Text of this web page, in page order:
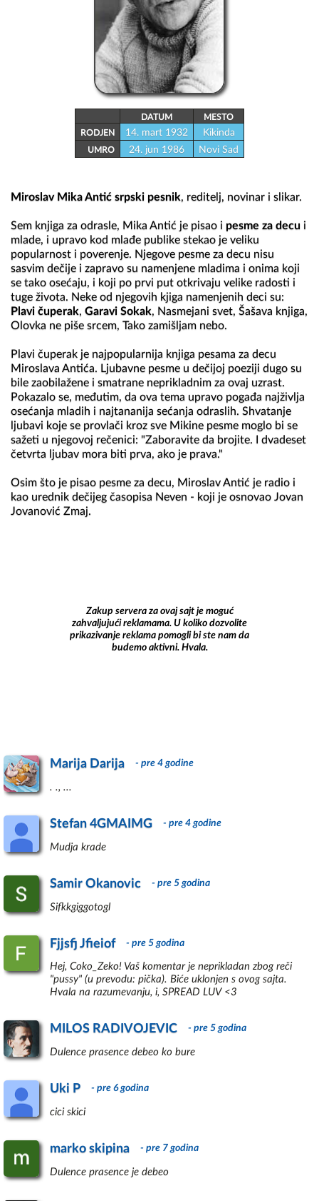
DATUM
MESTO
RODJEN
14. mart 1932 Kikinda
UMRO 24. jun 1986 Novi Sad
Miroslav Mika Antić srpski pesnik, reditelj, novinar i slikar.
Sem knjiga za odrasle, Mika Antić je pisao i pesme za decu i
mlade, i upravo kod mlađe publike stekao je veliku
popularnost i poverenje. Njegove pesme za decu nisu
sasvim dečije i zapravo su namenjene mladima i onima koji
se tako osećaju, i koji po prvi put otkrivaju velike radosti i
Plavi čuperak, Garavi Sokak, Nasmejani svet, Šašava knjiga,
Olovka ne piše srcem, Tako zamišljam nebo.
Plavi čuperak je najpopularnija knjiga pesama za decu
Miroslava Antića. Ljubavne pesme u dečijoj poeziji dugo su
bile zaobilažene i smatrane neprikladnim za ovaj uzrast.
Pokazalo se, međutim, da ova tema upravo pogađa najživlja
osećanja mladih i najtananija sećanja odraslih. Shvatanje
ljubavi koje se provlači kroz sve Mikine pesme moglo bi se
sažeti u njegovoj rečenici: "Zaboravite da brojite. I dvadeset
četvrta ljubav mora biti prva, ako je prava."
Osim što je pisao pesme za decu, Miroslav Antić je radio i
kao urednik dečijeg časopisa Neven - koji je osnovao Jovan
Jovanović Zmaj.
Zakup servera za ovaj sajt je moguć
zahvaljujući reklamama. U koliko dozvolite
prikazivanje reklama pomogli bi ste nam da
budemo aktivni. Hvala.
Marija Darija - pre 4 godine
. ., ...
Stefan 4GMAIMG - pre 4 godine
Mudja krade
Samir Okanovic - pre 5 godina
Sifkkgiggotogl
Fjjsfj Jfieiof - pre 5 godina
Hej, Coko_Zeko! Vaš komentar je neprikladan zbog reči
"pussy" (u prevodu: pička). Biće uklonjen s ovog sajta.
Hvala na razumevanju, i, SPREAD LUV <3
MILOS RADIVOJEVIC - pre 5 godina
Dulence prasence debeo ko bure
Uki P - pre 6 godina
cici skici
marko skipina - pre 7 godina
Dulence prasence je debeo